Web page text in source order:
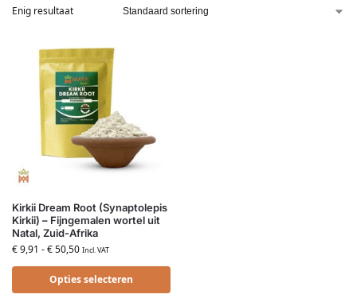
Enig resultaat
Kirkii Dream Root (Synaptolepis
Kirkii) – Fijngemalen wortel uit
Natal, Zuid-Afrika
€9,91 -€50,50 Incl. VAT
Opties selecteren